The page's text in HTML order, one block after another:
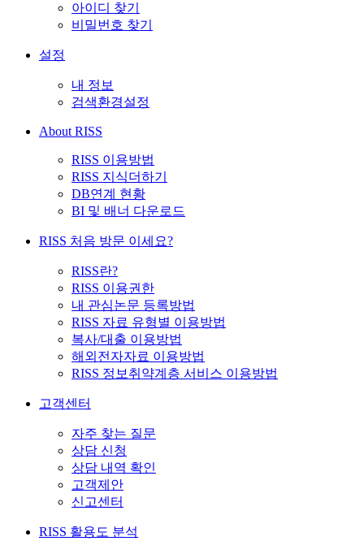
아이디 찾기
비밀번호 찾기
설정
내 정보
검색환경설정
About RISS
RISS 이용방법
RISS 지식더하기
DB연계 현황
BI 및 배너 다운로드
RISS 처음 방문 이세요?
RISS란?
RISS 이용권한
내 관심논문 등록방법
RISS 자료 유형별 이용방법
복사/대출 이용방법
해외전자자료 이용방법
RISS 정보취약계층 서비스 이용방법
고객센터
자주 찾는 질문
상담 신청
상담 내역 확인
고객제안
신고센터
RISS 활용도 분석